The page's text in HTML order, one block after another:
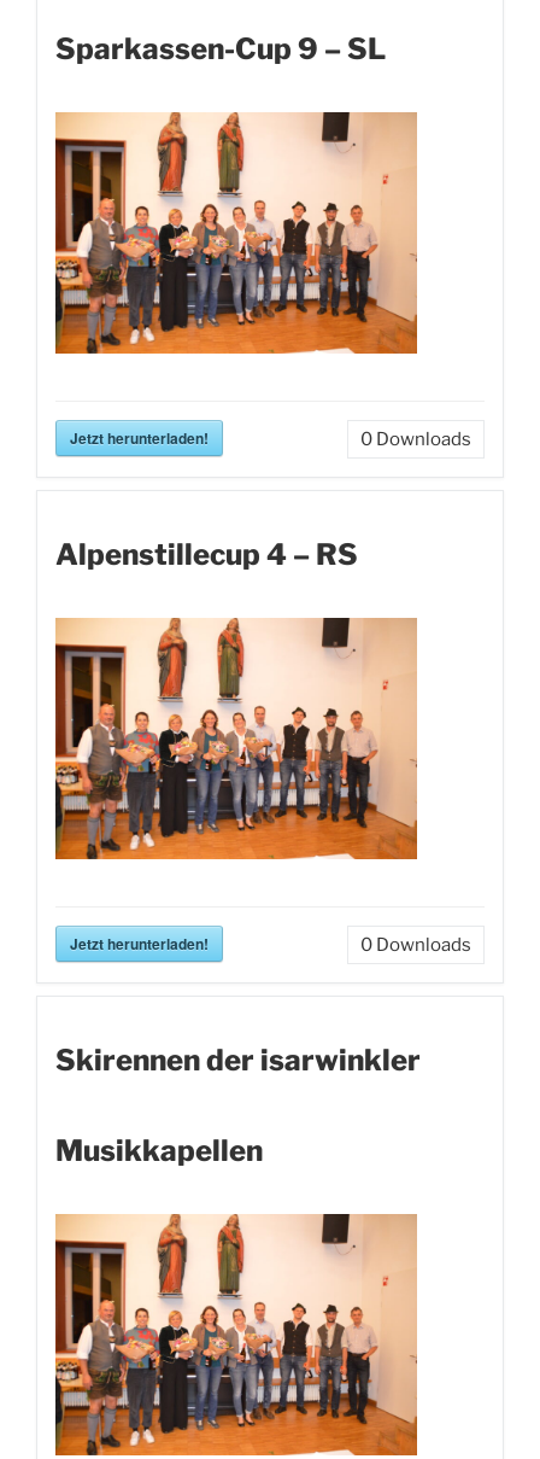
Sparkassen-Cup 9 – SL
Jetzt herunterladen! 0 Downloads
Alpenstillecup 4 – RS
Jetzt herunterladen! 0 Downloads
Skirennen der isarwinkler
Musikkapellen